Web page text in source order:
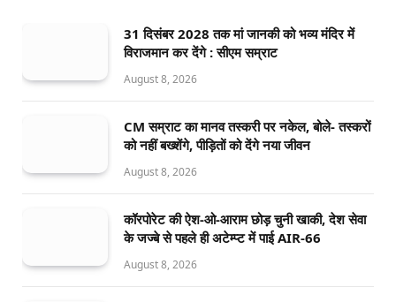
31 दिसंबर 2028 तक मां जानकी को भव्य मंदिर में
विराजमान कर देंगे : सीएम सम्राट
August 8, 2026
CM सम्राट का मानव तस्करी पर नकेल, बोले- तस्करों
को नहीं बख्शेंगे, पीड़ितों को देंगे नया जीवन
August 8, 2026
कॉरपोरेट की ऐश-ओ-आराम छोड़ चुनी खाकी, देश सेवा
के जज्बे से पहले ही अटेम्प्ट में पाई AIR-66
August 8, 2026